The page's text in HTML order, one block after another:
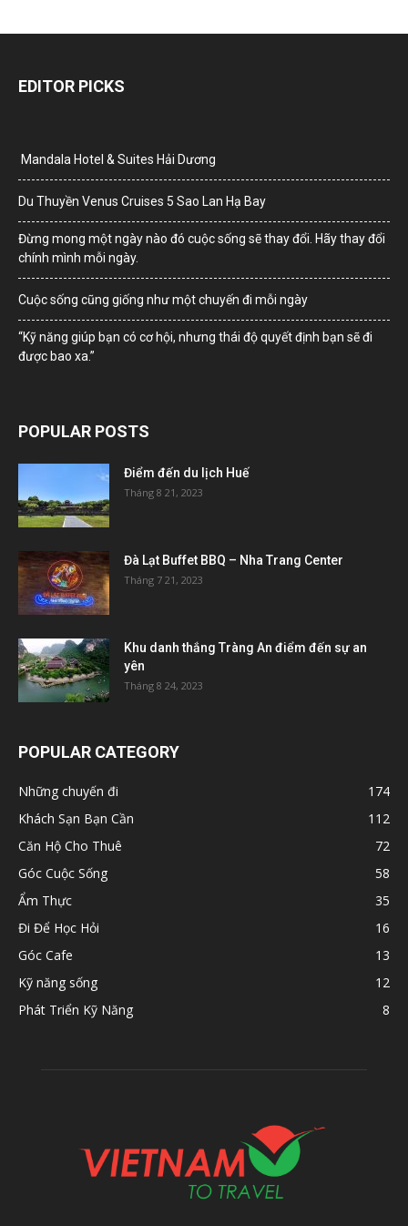
EDITOR PICKS
Mandala Hotel & Suites Hải Dương
Du Thuyền Venus Cruises 5 Sao Lan Hạ Bay
Đừng mong một ngày nào đó cuộc sống sẽ thay đổi. Hãy thay đổi
chính mình mỗi ngày.
Cuộc sống cũng giống như một chuyến đi mỗi ngày
“Kỹ năng giúp bạn có cơ hội, nhưng thái độ quyết định bạn sẽ đi
được bao xa.”
POPULAR POSTS
Điểm đến du lịch Huế
Tháng 8 21, 2023
Đà Lạt Buffet BBQ – Nha Trang Center
Tháng 7 21, 2023
Khu danh thắng Tràng An điểm đến sự an
yên
Tháng 8 24, 2023
POPULAR CATEGORY
Những chuyến đi
174
Khách Sạn Bạn Cần
112
Căn Hộ Cho Thuê
72
Góc Cuộc Sống
58
Ẩm Thực
35
Đi Để Học Hỏi
16
Góc Cafe
13
Kỹ năng sống
12
Phát Triển Kỹ Năng
8